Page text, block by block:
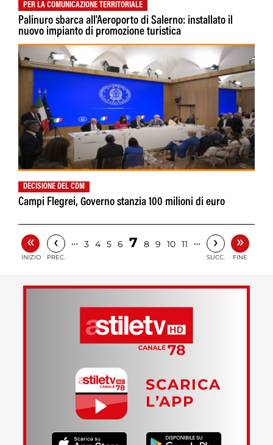
PER LA COMUNICAZIONE TERRITORIALE
Palinuro sbarca all'Aeroporto di Salerno: installato il
nuovo impianto di promozione turistica
DECISIONE DEL CDM
Campi Flegrei, Governo stanzia 100 milioni di euro
«
INIZIO
‹
PREC.
… 3 4 5 6 7 8 9 10 11 … ›
SUCC.
»
FINE
SCARICA
L’APP